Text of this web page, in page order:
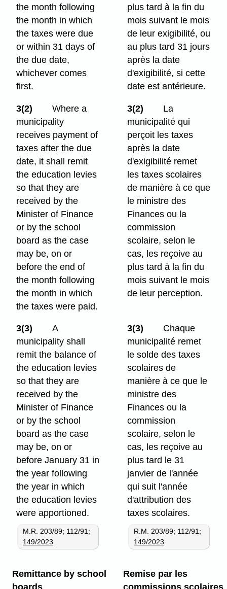
the month following
the month in which
the taxes were due
or within 31 days of
the due date,
whichever comes
first.
plus tard à la fin du
mois suivant le mois
de leur exigibilité, ou
au plus tard 31 jours
après la date
d'exigibilité, si cette
date est antérieure.
3(2)
Where a
municipality
receives payment of
taxes after the due
date, it shall remit
the education levies
so that they are
received by the
Minister of Finance
or by the school
board as the case
may be, on or
before the end of
the month following
the month in which
the taxes were paid.
3(2)
La
municipalité qui
perçoit les taxes
après la date
d'exigibilité remet
les taxes scolaires
de manière à ce que
le ministre des
Finances ou la
commission
scolaire, selon le
cas, les reçoive au
plus tard à la fin du
mois suivant le mois
de leur perception.
3(3)
A
municipality shall
remit the balance of
the education levies
so that they are
received by the
Minister of Finance
or by the school
board as the case
may be, on or
before January 31 in
the year following
the year in which
the education levies
were apportioned.
M.R. 203/89; 112/91;
149/2023
3(3)
Chaque
municipalité remet
le solde des taxes
scolaires de
manière à ce que le
ministre des
Finances ou la
commission
scolaire, selon le
cas, les reçoive au
plus tard le 31
janvier de l'année
qui suit l'année
d'attribution des
taxes scolaires.
R.M. 203/89; 112/91;
149/2023
Remittance by school
Remise par les